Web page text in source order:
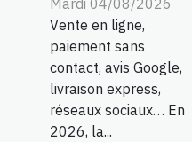
Mardi 04/08/2026
Vente en ligne,
paiement sans
contact, avis Google,
livraison express,
réseaux sociaux… En
2026, la...